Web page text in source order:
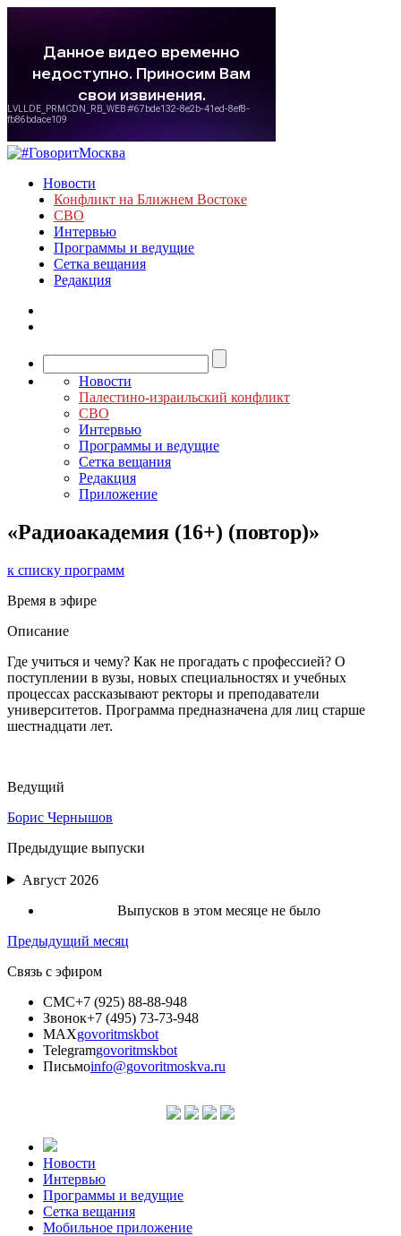
Новости
Конфликт на Ближнем Востоке
СВО
Интервью
Программы и ведущие
Сетка вещания
Редакция
Новости
Палестино-израильский конфликт
СВО
Интервью
Программы и ведущие
Сетка вещания
Редакция
Приложение
«Радиоакадемия (16+) (повтор)»
к списку программ
Время в эфире
Описание
Где учиться и чему? Как не прогадать с профессией? О
поступлении в вузы, новых специальностях и учебных
процессах рассказывают ректоры и преподаватели
университетов. Программа предназначена для лиц старше
шестнадцати лет.
Ведущий
Борис Чернышов
Предыдущие выпуски
Август 2026
Выпусков в этом месяце не было
Предыдущий месяц
Связь с эфиром
СМС+7 (925) 88-88-948
Звонок+7 (495) 73-73-948
MAXgovoritmskbot
Telegramgovoritmskbot
Письмоinfo@govoritmoskva.ru
Новости
Интервью
Программы и ведущие
Сетка вещания
Мобильное приложение